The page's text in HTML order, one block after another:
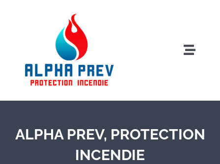
Toggle
Qui sommes-nous
Poteaux Incendie
ALPHA PREV, PROTECTION
INCENDIE